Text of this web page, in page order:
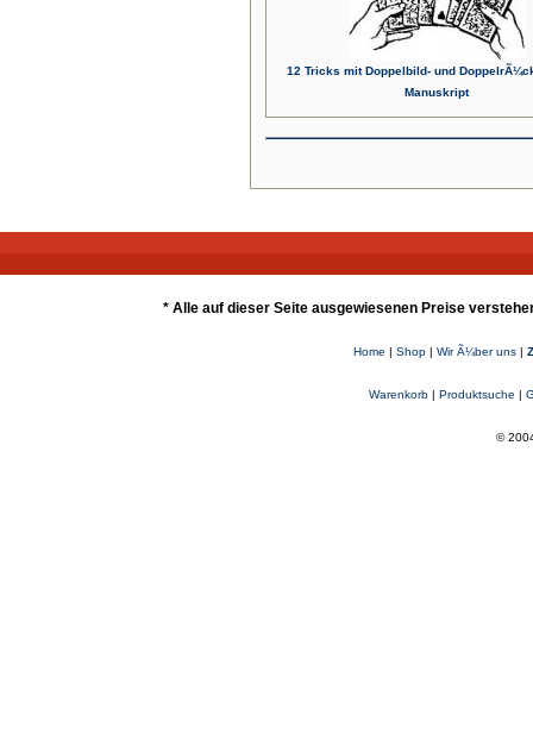
12 Tricks mit Doppelbild- und
Manuskript
* Alle auf dieser Seite ausgewiesenen Preise
Home | Shop| Wir Ã¼ber uns|
Warenkorb| Produktsuche |
©